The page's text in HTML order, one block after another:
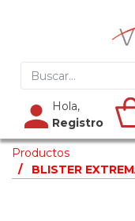
Hola,
Registro
Productos
BLISTER